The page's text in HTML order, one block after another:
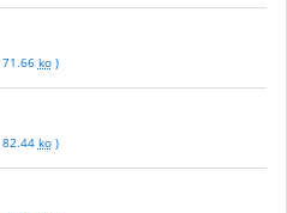
71.66 ko)
82.44 ko)